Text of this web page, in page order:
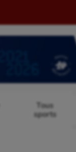
Tous
sports